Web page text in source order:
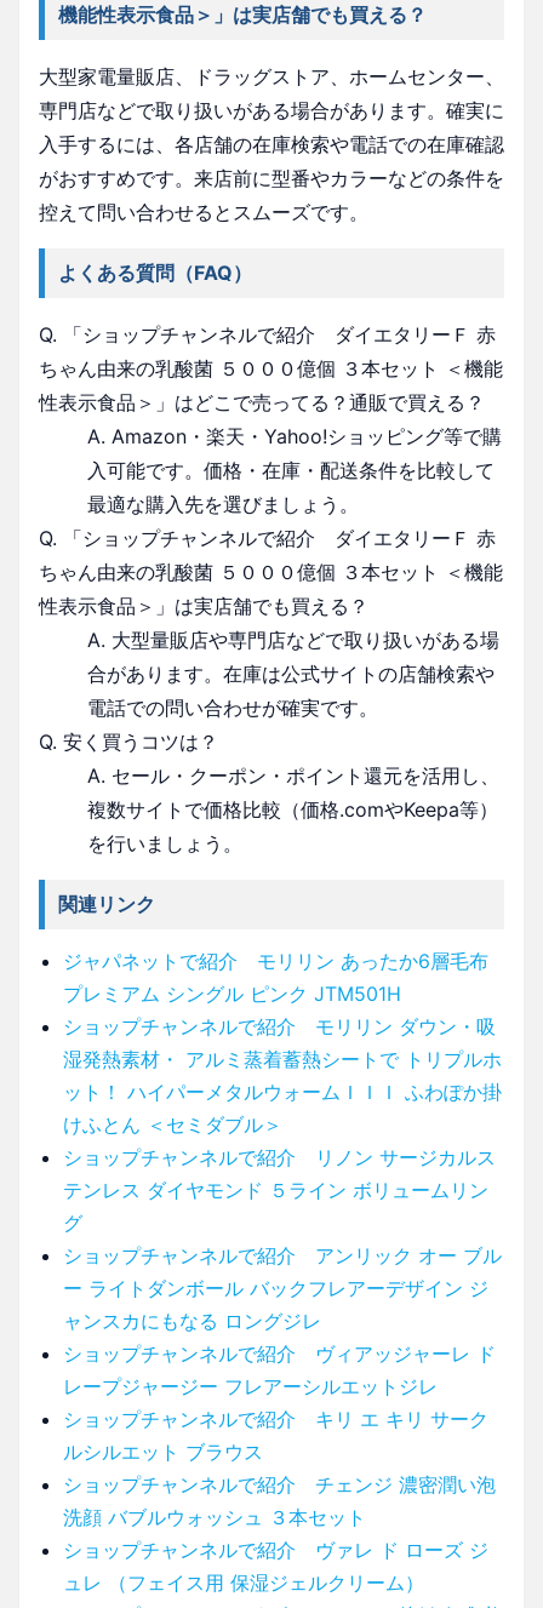
機能性表示食品＞」は実店舗でも買える？
大型家電量販店、ドラッグストア、ホームセンター、
専門店などで取り扱いがある場合があります。確実に
入手するには、各店舗の在庫検索や電話での在庫確認
がおすすめです。来店前に型番やカラーなどの条件を
控えて問い合わせるとスムーズです。
よくある質問（FAQ）
Q. 「ショップチャンネルで紹介 ダイエタリーＦ 赤
ちゃん由来の乳酸菌 ５０００億個 ３本セット ＜機能
性表示食品＞」はどこで売ってる？通販で買える？
A. Amazon・楽天・Yahoo!ショッピング等で購
入可能です。価格・在庫・配送条件を比較して
最適な購入先を選びましょう。
Q. 「ショップチャンネルで紹介 ダイエタリーＦ 赤
ちゃん由来の乳酸菌 ５０００億個 ３本セット ＜機能
性表示食品＞」は実店舗でも買える？
A. 大型量販店や専門店などで取り扱いがある場
合があります。在庫は公式サイトの店舗検索や
電話での問い合わせが確実です。
Q. 安く買うコツは？
A. セール・クーポン・ポイント還元を活用し、
複数サイトで価格比較（価格.comやKeepa等）
を行いましょう。
関連リンク
ジャパネットで紹介 モリリン あったか6層毛布
プレミアム シングル ピンク JTM501H
ショップチャンネルで紹介 モリリン ダウン・吸
湿発熱素材・ アルミ蒸着蓄熱シートで トリプルホ
ット！ ハイパーメタルウォームＩＩＩ ふわぽか掛
けふとん ＜セミダブル＞
ショップチャンネルで紹介 リノン サージカルス
テンレス ダイヤモンド ５ライン ボリュームリン
グ
ショップチャンネルで紹介 アンリック オー ブル
ー ライトダンボール バックフレアーデザイン ジ
ャンスカにもなる ロングジレ
ショップチャンネルで紹介 ヴィアッジャーレ ド
レープジャージー フレアーシルエットジレ
ショップチャンネルで紹介 キリ エ キリ サーク
ルシルエット ブラウス
ショップチャンネルで紹介 チェンジ 濃密潤い泡
洗顔 バブルウォッシュ ３本セット
ショップチャンネルで紹介 ヴァレ ド ローズ ジ
ュレ （フェイス用 保湿ジェルクリーム）